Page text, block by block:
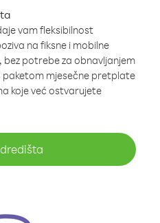
vam fleksibilnost
na fiksne i mobilne
bez potrebe za obnavljanjem
paketom mjesečne pretplate
koje već ostvarujete